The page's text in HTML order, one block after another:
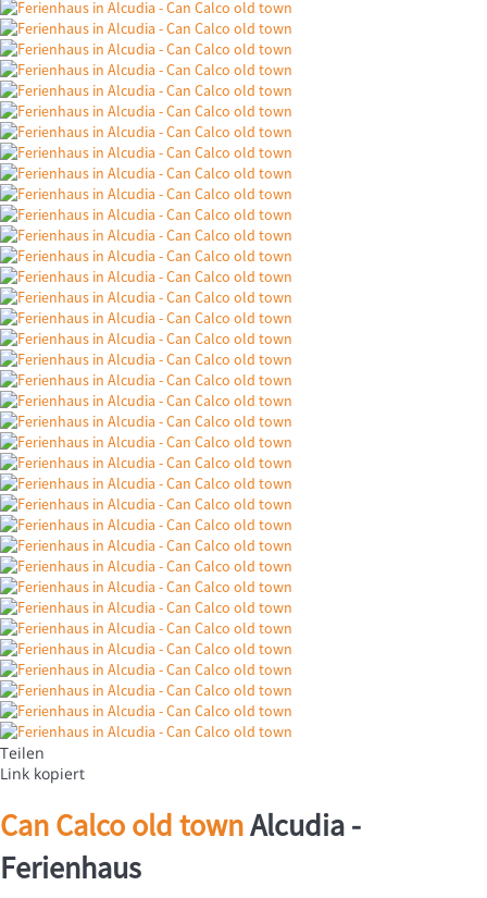
Teilen
Link kopiert
Can Calco old townAlcudia -
Ferienhaus